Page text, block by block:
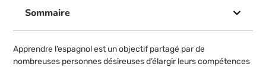
Sommaire
Apprendre l’espagnol est un objectif partagé par de
nombreuses personnes désireuses d’élargir leurs compétences